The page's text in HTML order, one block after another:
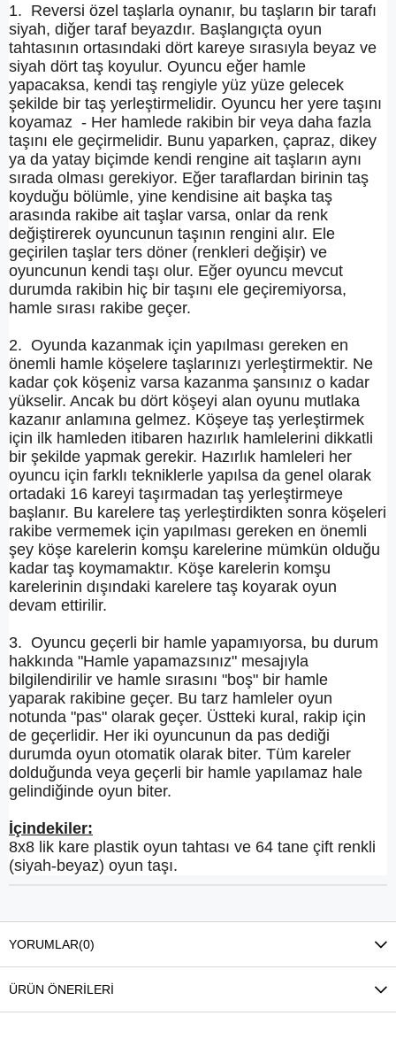
1. Reversi özel taşlarla oynanır, bu taşların bir tarafı
siyah, diğer taraf beyazdır. Başlangıçta oyun
tahtasının ortasındaki dört kareye sırasıyla beyaz ve
siyah dört taş koyulur. Oyuncu eğer hamle
yapacaksa, kendi taş rengiyle yüz yüze gelecek
şekilde bir taş yerleştirmelidir. Oyuncu her yere taşını
koyamaz - Her hamlede rakibin bir veya daha fazla
taşını ele geçirmelidir. Bunu yaparken, çapraz, dikey
ya da yatay biçimde kendi rengine ait taşların aynı
sırada olması gerekiyor. Eğer taraflardan birinin taş
koyduğu bölümle, yine kendisine ait başka taş
arasında rakibe ait taşlar varsa, onlar da renk
değiştirerek oyuncunun taşının rengini alır. Ele
geçirilen taşlar ters döner (renkleri değişir) ve
oyuncunun kendi taşı olur. Eğer oyuncu mevcut
durumda rakibin hiç bir taşını ele geçiremiyorsa,
hamle sırası rakibe geçer.
2. Oyunda kazanmak için yapılması gereken en
önemli hamle köşelere taşlarınızı yerleştirmektir. Ne
kadar çok köşeniz varsa kazanma şansınız o kadar
yükselir. Ancak bu dört köşeyi alan oyunu mutlaka
kazanır anlamına gelmez. Köşeye taş yerleştirmek
için ilk hamleden itibaren hazırlık hamlelerini dikkatli
bir şekilde yapmak gerekir. Hazırlık hamleleri her
oyuncu için farklı tekniklerle yapılsa da genel olarak
ortadaki 16 kareyi taşırmadan taş yerleştirmeye
başlanır. Bu karelere taş yerleştirdikten sonra köşeleri
rakibe vermemek için yapılması gereken en önemli
şey köşe karelerin komşu karelerine mümkün olduğu
kadar taş koymamaktır. Köşe karelerin komşu
karelerinin dışındaki karelere taş koyarak oyun
devam ettirilir.
3. Oyuncu geçerli bir hamle yapamıyorsa, bu durum
hakkında "Hamle yapamazsınız" mesajıyla
bilgilendirilir ve hamle sırasını "boş" bir hamle
yaparak rakibine geçer. Bu tarz hamleler oyun
notunda "pas" olarak geçer. Üstteki kural, rakip için
de geçerlidir. Her iki oyuncunun da pas dediği
durumda oyun otomatik olarak biter. Tüm kareler
dolduğunda veya geçerli bir hamle yapılamaz hale
gelindiğinde oyun biter.
İçindekiler:
8x8 lik kare plastik oyun tahtası ve 64 tane çift renkli
(siyah-beyaz) oyun taşı.
YORUMLAR(0)
ÜRÜN ÖNERILERI